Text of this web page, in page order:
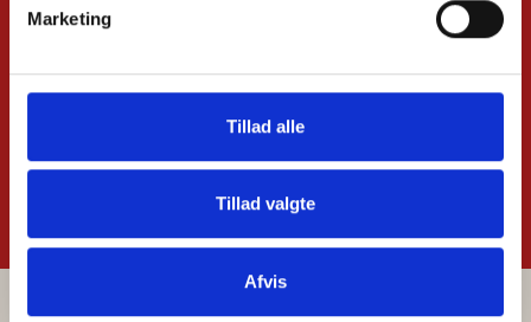
Marketing
Tillad alle
Tillad valgte
Afvis
Bliv en del af fællesskabet